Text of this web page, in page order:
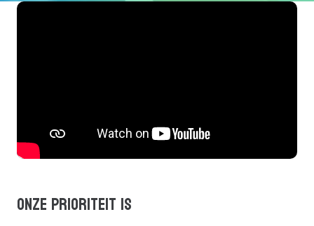
ONZE PRIORITEIT IS